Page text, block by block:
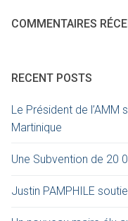
COMMENTAIRES
RECENT POSTS
Le Président de l’AMM
Martinique
Une Subvention de 20
Justin PAMPHILE